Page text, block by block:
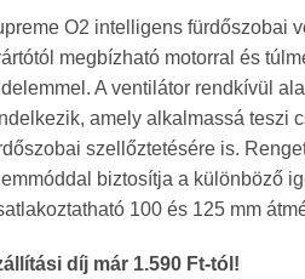
O2 intelligens fürdőszobai
megbízható motorral és
A ventilátor rendkívül
amely alkalmassá teszi
szellőztetésére is.
biztosítja a különböző
100 és 125 mm
díj már 1.590 Ft-tól!